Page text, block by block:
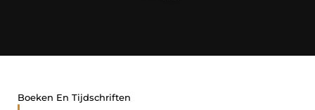
Boeken En Tijdschriften